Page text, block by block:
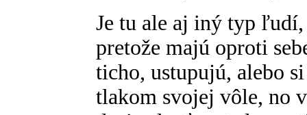
Je tu ale aj iný typ
pretože majú oproti
ticho, ustupujú, alebo
tlakom svojej vôle, no